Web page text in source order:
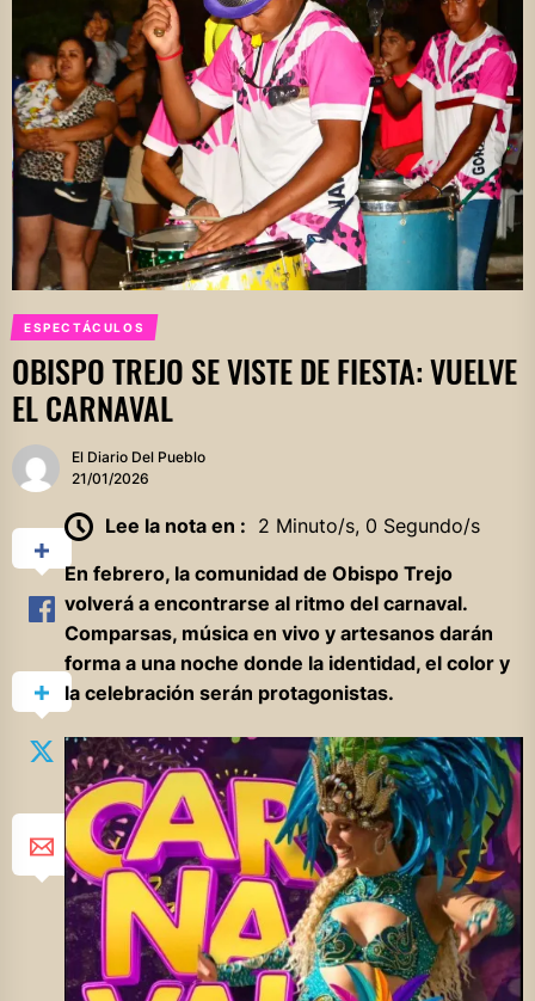
ESPECTÁCULOS
OBISPO TREJO SE VISTE DE FIESTA: VUELVE
EL CARNAVAL
El Diario Del Pueblo
21/01/2026
Lee la nota en : 2 Minuto/s, 0 Segundo/s
En febrero, la comunidad de Obispo Trejo
volverá a encontrarse al ritmo del carnaval.
Comparsas, música en vivo y artesanos darán
forma a una noche donde la identidad, el color y
la celebración serán protagonistas.